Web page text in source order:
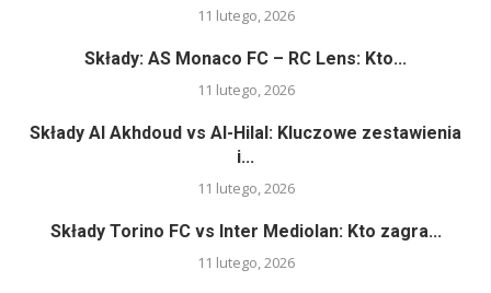
11 lutego, 2026
Składy: AS Monaco FC – RC Lens: Kto...
11 lutego, 2026
Składy Al Akhdoud vs Al-Hilal: Kluczowe zestawienia
i...
11 lutego, 2026
Składy Torino FC vs Inter Mediolan: Kto zagra...
11 lutego, 2026